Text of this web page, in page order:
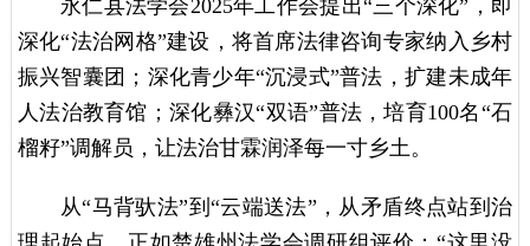
永仁县法学会2025年工作会提出“三个深化”，即
深化“法治网格”建设，将首席法律咨询专家纳入乡村
振兴智囊团；深化青少年“沉浸式”普法，扩建未成年
人法治教育馆；深化彝汉“双语”普法，培育100名“石
榴籽”调解员，让法治甘霖润泽每一寸乡土。
从“马背驮法”到“云端送法”，从矛盾终点站到治